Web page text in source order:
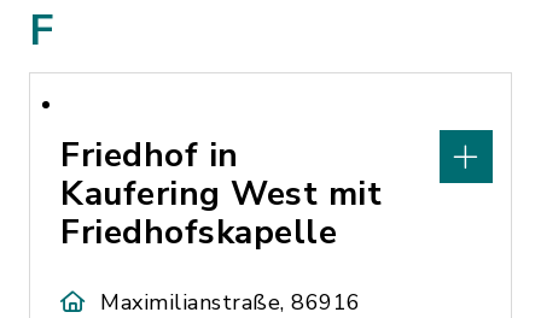
F
Friedhof in
Kaufering West mit
Friedhofskapelle
Maximilianstraße, 86916